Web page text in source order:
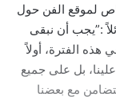
لموقع الفن حول
:”يجب أن نبقى
هذه الفترة، أولاً
بل على جميع
مع بعضنا